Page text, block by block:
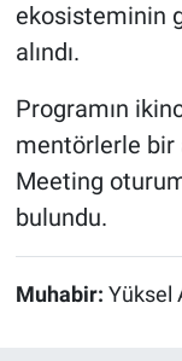
ekosisteminin
alındı.
Programın
mentörlerle bir
Meeting
bulundu.
Muhabir: Yüksel